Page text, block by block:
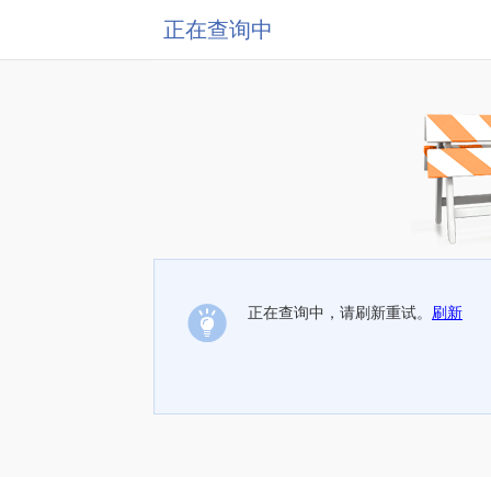
正在查询中
正在查询中，请刷新重试。 刷新